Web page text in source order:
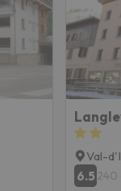
Val-
6.5 240